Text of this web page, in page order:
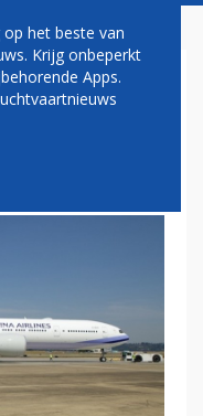
AIR
het beste van
Krijg onbeperkt
Apps.